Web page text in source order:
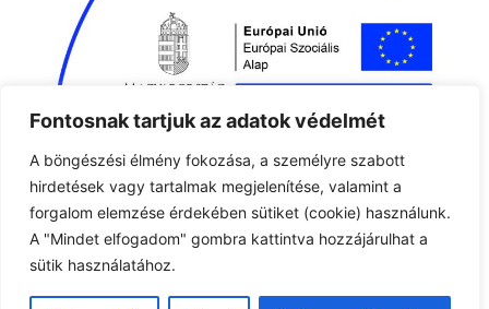
Fontosnak tartjuk az adatok védelmét
A böngészési élmény fokozása, a személyre szabott
hirdetések vagy tartalmak megjelenítése, valamint a
forgalom elemzése érdekében sütiket (cookie) használunk.
A "Mindet elfogadom" gombra kattintva hozzájárulhat a
sütik használatához.